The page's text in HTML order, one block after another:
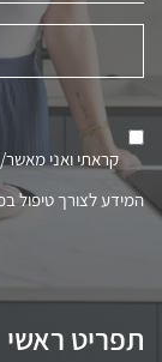
קראתי ואני
המידע לצורך טיפול
תפריט ראשי